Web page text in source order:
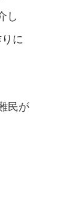
し
に
民が